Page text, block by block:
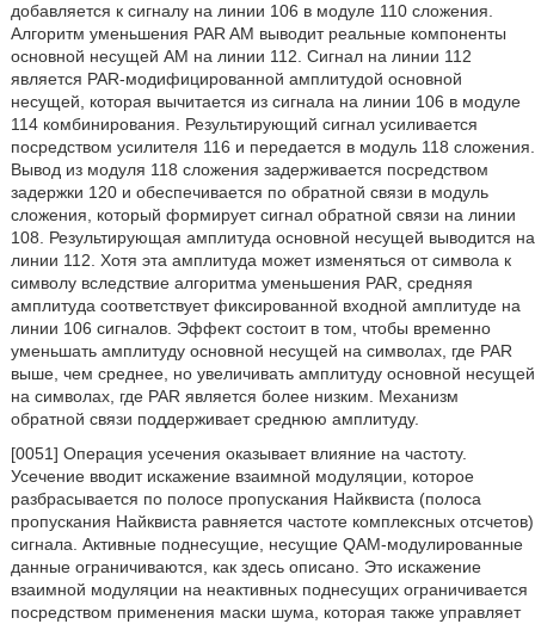
добавляется к сигналу на линии 106 в модуле 110 сложения.
Алгоритм уменьшения PAR AM выводит реальные компоненты
основной несущей AM на линии 112. Сигнал на линии 112
является PAR-модифицированной амплитудой основной
несущей, которая вычитается из сигнала на линии 106 в модуле
114 комбинирования. Результирующий сигнал усиливается
посредством усилителя 116 и передается в модуль 118 сложения.
Вывод из модуля 118 сложения задерживается посредством
задержки 120 и обеспечивается по обратной связи в модуль
сложения, который формирует сигнал обратной связи на линии
108. Результирующая амплитуда основной несущей выводится на
линии 112. Хотя эта амплитуда может изменяться от символа к
символу вследствие алгоритма уменьшения PAR, средняя
амплитуда соответствует фиксированной входной амплитуде на
линии 106 сигналов. Эффект состоит в том, чтобы временно
уменьшать амплитуду основной несущей на символах, где PAR
выше, чем среднее, но увеличивать амплитуду основной несущей
на символах, где PAR является более низким. Механизм
обратной связи поддерживает среднюю амплитуду.
[0051] Операция усечения оказывает влияние на частоту.
Усечение вводит искажение взаимной модуляции, которое
разбрасывается по полосе пропускания Найквиста (полоса
пропускания Найквиста равняется частоте комплексных отсчетов)
сигнала. Активные поднесущие, несущие QAM-модулированные
данные ограничиваются, как здесь описано. Это искажение
взаимной модуляции на неактивных поднесущих ограничивается
посредством применения маски шума, которая также управляет